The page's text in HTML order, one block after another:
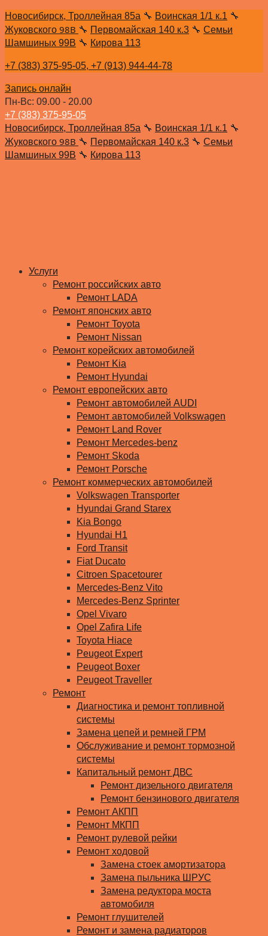
Новосибирск, Троллейная 85а 🔧 Воинская 1/1 к.1 🔧
Жуковского 98В 🔧 Первомайская 140 к.3 🔧 Семьи
Шамшиных 99В 🔧 Кирова 113
+7 (383) 375-95-05, +7 (913) 944-44-78
Запись онлайн
Пн-Вс: 09.00 - 20.00
+7 (383) 375-95-05
Новосибирск, Троллейная 85а 🔧 Воинская 1/1 к.1 🔧
Жуковского 98В 🔧 Первомайская 140 к.3 🔧 Семьи
Шамшиных 99В 🔧 Кирова 113
Услуги
Ремонт российских авто
Ремонт LADA
Ремонт японских авто
Ремонт Toyota
Ремонт Nissan
Ремонт корейских автомобилей
Ремонт Kia
Ремонт Hyundai
Ремонт европейских авто
Ремонт автомобилей AUDI
Ремонт автомобилей Volkswagen
Ремонт Land Rover
Ремонт Mercedes-benz
Ремонт Skoda
Ремонт Porsche
Ремонт коммерческих автомобилей
Volkswagen Transporter
Hyundai Grand Starex
Kia Bongo
Hyundai H1
Ford Transit
Fiat Ducato
Citroen Spacetourer
Mercedes-Benz Vito
Mercedes-Benz Sprinter
Opel Vivaro
Opel Zafira Life
Toyota Hiace
Peugeot Expert
Peugeot Boxer
Peugeot Traveller
Ремонт
Диагностика и ремонт топливной
системы
Замена цепей и ремней ГРМ
Обслуживание и ремонт тормозной
системы
Капитальный ремонт ДВС
Ремонт дизельного двигателя
Ремонт бензинового двигателя
Ремонт АКПП
Ремонт МКПП
Ремонт рулевой рейки
Ремонт ходовой
Замена стоек амортизатора
Замена пыльника ШРУС
Замена редуктора моста
автомобиля
Ремонт глушителей
Ремонт и замена радиаторов